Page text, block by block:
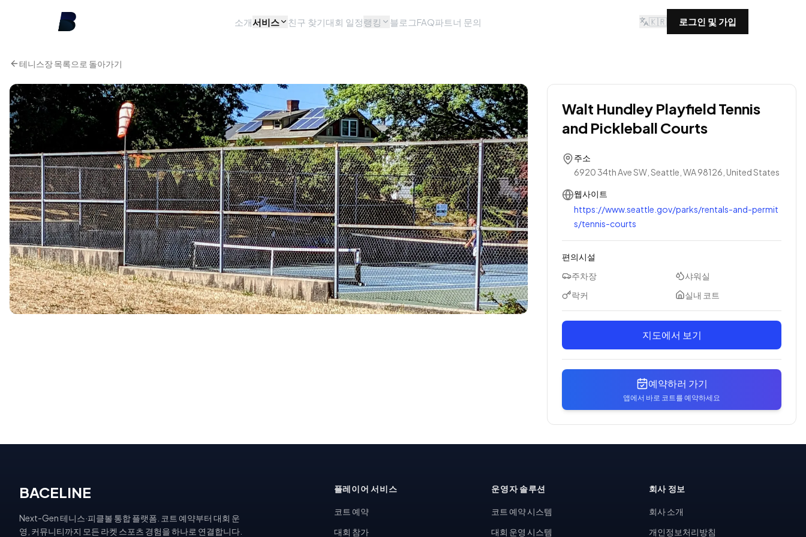
소개서비스 친구 찾기대회 일정랭킹 블로그FAQ파트너 문의 🇰🇷 로그인 및 가입
테니스장 목록으로 돌아가기
Walt Hundley Playfield Tennis
and Pickleball Courts
주소
6920 34th Ave SW, Seattle, WA 98126, United States
웹사이트
https://www.seattle.gov/parks/rentals-and-permit
s/tennis-courts
편의시설
주차장
샤워실
락커
실내 코트
지도에서 보기
예약하러 가기
앱에서 바로 코트를 예약하세요
BACELINE
Next-Gen 테니스·피클볼 통합 플랫폼. 코트 예약부터 대회 운
영, 커뮤니티까지 모든 라켓 스포츠 경험을 하나로 연결합니다.
플레이어 서비스
코트 예약
대회 참가
운영자 솔루션
코트 예약 시스템
대회 운영 시스템
회사 정보
회사 소개
개인정보처리방침